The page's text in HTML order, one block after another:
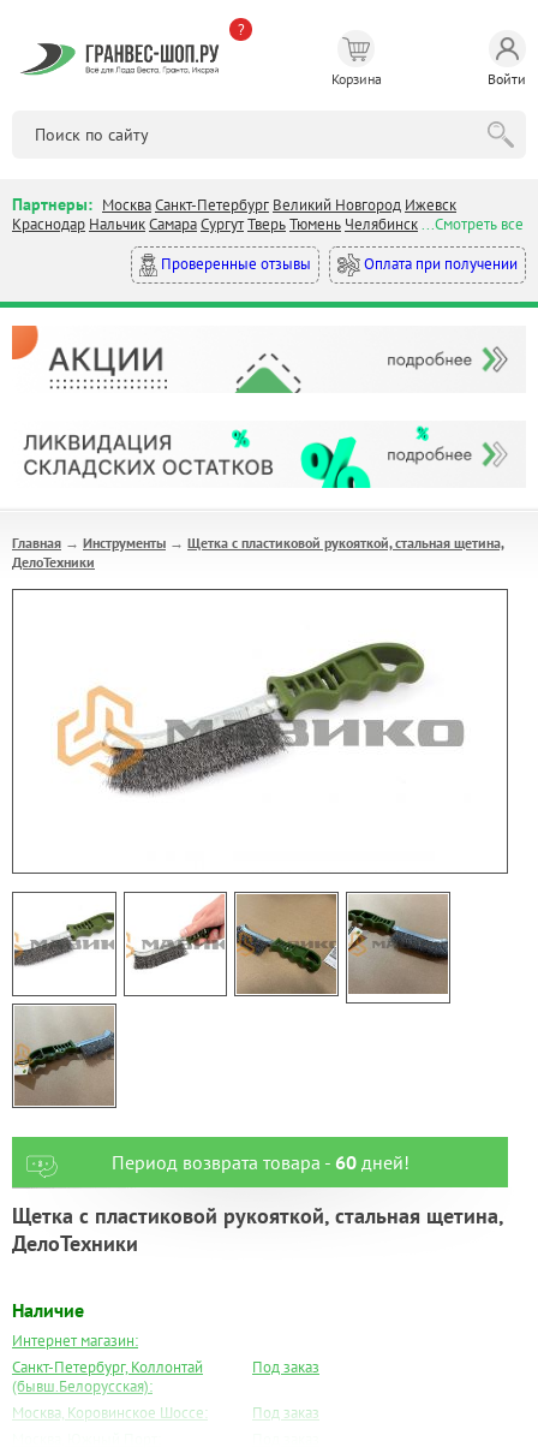
?
Корзина Войти
Партнеры: МоскваСанкт-Петербург Великий Новгород Ижевск
Краснодар НальчикСамараСургутТверьТюмень Челябинск...Смотреть все
Проверенные отзывы
Оплата при получении
Главная → Инструменты → Щетка с пластиковой рукояткой, стальная щетина,
ДелоТехники
Период возврата товара - 60дней!
Щетка с пластиковой рукояткой, стальная щетина,
ДелоТехники
Наличие
Интернет магазин:
Санкт-Петербург, Коллонтай
(бывш.Белорусская):
Под заказ
Москва, Коровинское Шоссе:
Под заказ